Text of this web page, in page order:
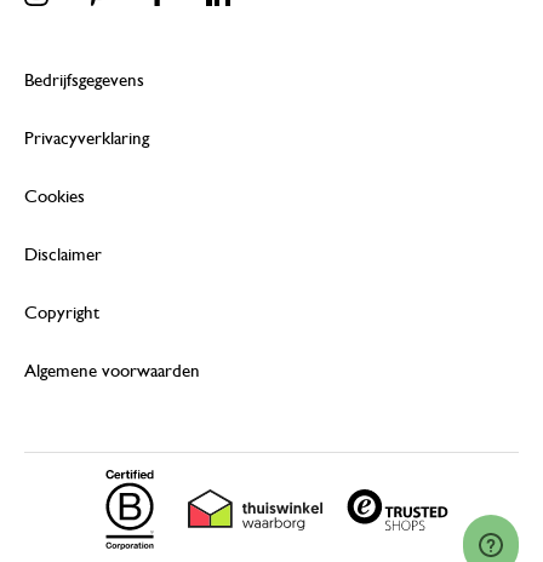
Bedrijfsgegevens
Privacyverklaring
Cookies
Disclaimer
Copyright
Algemene voorwaarden